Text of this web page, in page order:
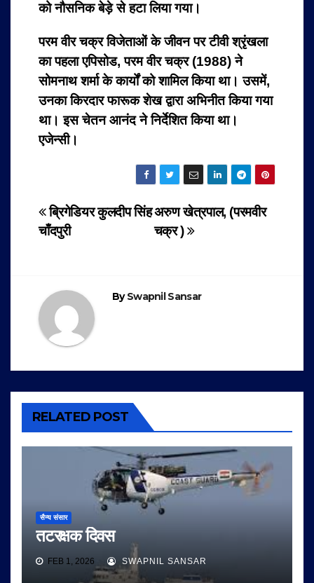
को नौसनिक बेड़े से हटा लिया गया।
परम वीर चक्र विजेताओं के जीवन पर टीवी श्रृंखला
का पहला एपिसोड, परम वीर चक्र (1988) ने
सोमनाथ शर्मा के कार्यों को शामिल किया था। उसमें,
उनका किरदार फारूक शेख द्वारा अभिनीत किया गया
था। इस चेतन आनंद ने निर्देशित किया था।
एजेन्सी।
Post
navigation
अरुण खेत्रपाल, (परमवीर
चक्र )
ब्रिगेडियर कुलदीप सिंह
चाँदपुरी
BySwapnil Sansar
RELATED POST
सैन्य संसार
तटरक्षक दिवस
FEB 1, 2026 SWAPNIL SANSAR